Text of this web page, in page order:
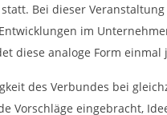
Bei dieser
im
diese analoge Form
des Verbundes bei
Vorschläge eingebracht,